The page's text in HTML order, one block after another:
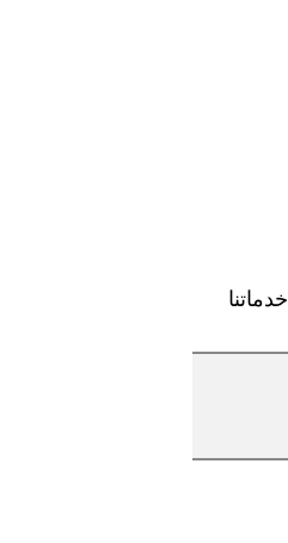
خدماتنا